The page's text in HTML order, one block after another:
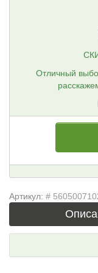
Отличный
Артикул: #